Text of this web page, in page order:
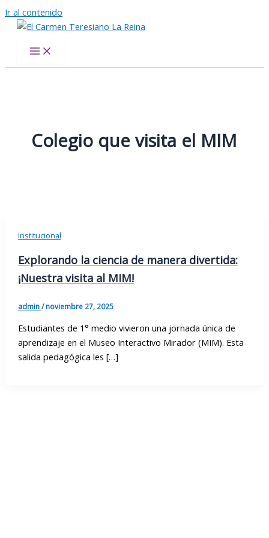
Ir al contenido
Colegio que visita el MIM
Institucional
Explorando la ciencia de manera divertida:
¡Nuestra visita al MIM!
admin/noviembre 27, 2025
Estudiantes de 1° medio vivieron una jornada única de
aprendizaje en el Museo Interactivo Mirador (MIM). Esta
salida pedagógica les […]